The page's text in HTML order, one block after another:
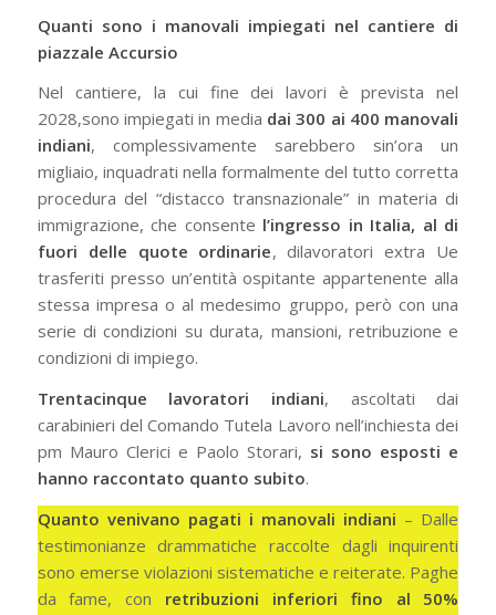
Quanti sono i manovali impiegati nel cantiere di
piazzale Accursio
Nel cantiere, la cui fine dei lavori è prevista nel
2028,sono impiegati in media dai 300 ai 400 manovali
indiani, complessivamente sarebbero sin’ora un
migliaio, inquadrati nella formalmente del tutto corretta
procedura del “distacco transnazionale” in materia di
immigrazione, che consente l’ingresso in Italia, al di
fuori delle quote ordinarie, dilavoratori extra Ue
trasferiti presso un’entità ospitante appartenente alla
stessa impresa o al medesimo gruppo, però con una
serie di condizioni su durata, mansioni, retribuzione e
condizioni di impiego.
Trentacinque lavoratori indiani, ascoltati dai
carabinieri del Comando Tutela Lavoro nell’inchiesta dei
pm Mauro Clerici e Paolo Storari, si sono esposti e
hanno raccontato quanto subito.
Quanto venivano pagati i manovali indiani – Dalle
testimonianze drammatiche raccolte dagli inquirenti
sono emerse violazioni sistematiche e reiterate. Paghe
da fame, con retribuzioni inferiori fino al 50%